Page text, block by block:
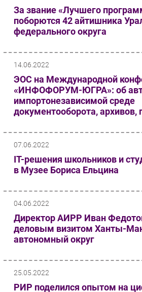
За звание «Лучшего
поборются 42 айтишника
федерального округа
14.06.2022
ЭОС на Международной
«ИНФОФОРУМ-ЮГРА»: об
импортонезависимой среде
документооборота, архивов,
07.06.2022
IT-решения школьников и
в Музее Бориса Ельцина
04.06.2022
Директор АИРР Иван
деловым визитом Ханты-
автономный округ
25.05.2022
РИР поделился опытом на